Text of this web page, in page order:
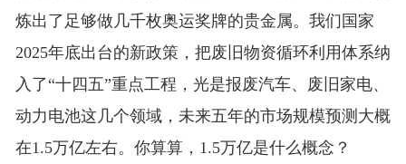
炼出了足够做几千枚奥运奖牌的贵金属。我们国家
2025年底出台的新政策，把废旧物资循环利用体系纳
入了“十四五”重点工程，光是报废汽车、废旧家电、
动力电池这几个领域，未来五年的市场规模预测大概
在1.5万亿左右。你算算，1.5万亿是什么概念？